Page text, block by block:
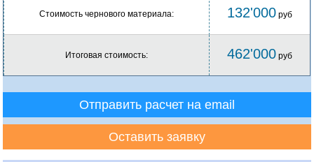
Стоимость чернового материала: 132'000 руб
Итоговая стоимость: 462'000 руб
Отправить расчет на email
Оставить заявку